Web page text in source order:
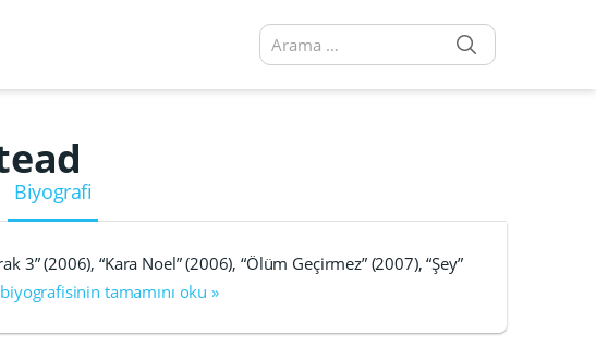
Arama sonuçları:
Biyografi
3” (2006), “Kara Noel” (2006), “Ölüm Geçirmez” (2007), “Şey”
biyografisinin tamamını oku »